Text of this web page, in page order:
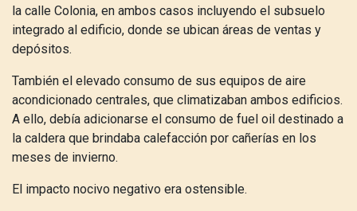
la calle Colonia, en ambos casos incluyendo el subsuelo
integrado al edificio, donde se ubican áreas de ventas y
depósitos.
También el elevado consumo de sus equipos de aire
acondicionado centrales, que climatizaban ambos edificios.
A ello, debía adicionarse el consumo de fuel oil destinado a
la caldera que brindaba calefacción por cañerías en los
meses de invierno.
El impacto nocivo negativo era ostensible.